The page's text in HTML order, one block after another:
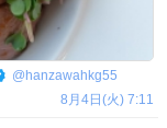
@ hanzawahkg55
8月4日(火) 7:11